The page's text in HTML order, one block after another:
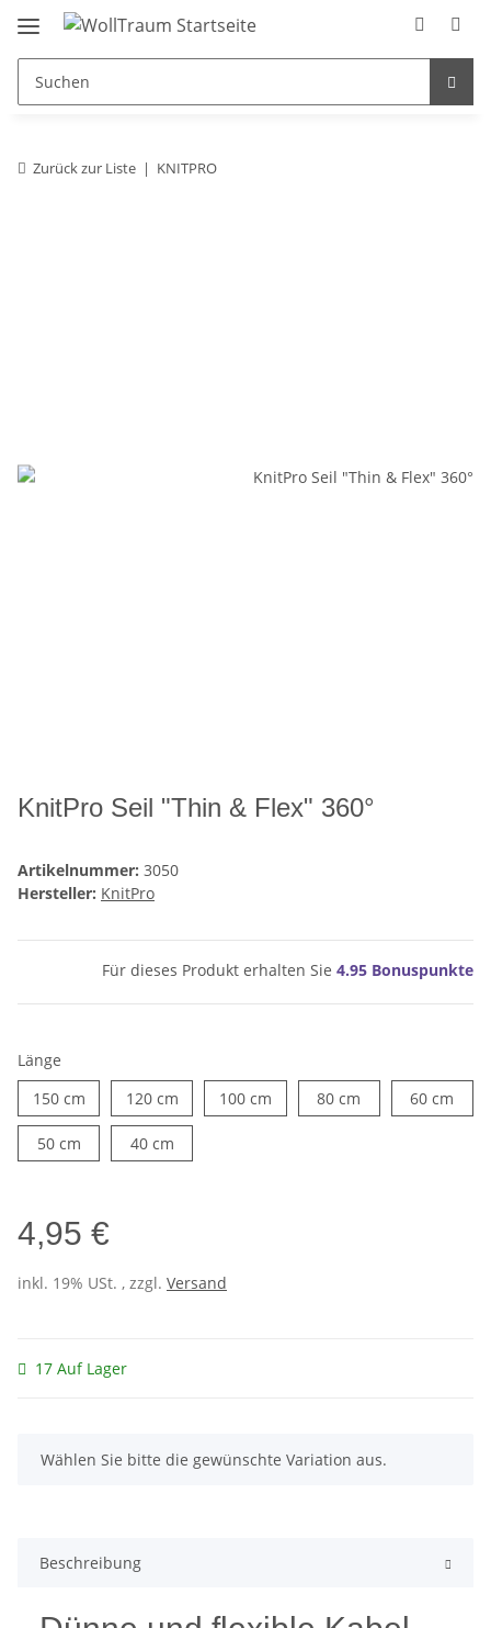
Zurück zur Liste KNITPRO
KnitPro Seil "Thin & Flex" 360°
Artikelnummer: 3050
Hersteller: KnitPro
Für dieses Produkt erhalten Sie 4.95 Bonuspunkte
Länge
150 cm150 cm120 cm120 cm100 cm100 cm80 cm 60 cm
50 cm50 cm 40 cm40 cm
4,95 €
inkl. 19% USt. , zzgl. Versand
17 Auf Lager
x
Wählen Sie bitte die gewünschte Variation aus.
Beschreibung